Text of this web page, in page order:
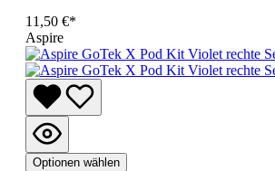
11,50 €*
Aspire
Optionen wählen